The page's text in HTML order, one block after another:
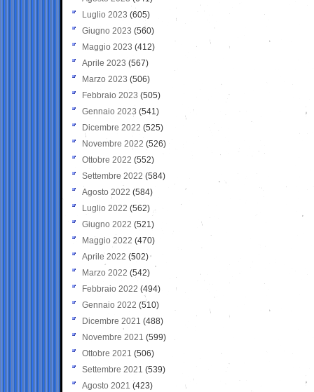
Luglio 2023 (605)
Giugno 2023 (560)
Maggio 2023 (412)
Aprile 2023 (567)
Marzo 2023 (506)
Febbraio 2023 (505)
Gennaio 2023 (541)
Dicembre 2022 (525)
Novembre 2022 (526)
Ottobre 2022 (552)
Settembre 2022 (584)
Agosto 2022 (584)
Luglio 2022 (562)
Giugno 2022 (521)
Maggio 2022 (470)
Aprile 2022 (502)
Marzo 2022 (542)
Febbraio 2022 (494)
Gennaio 2022 (510)
Dicembre 2021 (488)
Novembre 2021 (599)
Ottobre 2021 (506)
Settembre 2021 (539)
Agosto 2021 (423)